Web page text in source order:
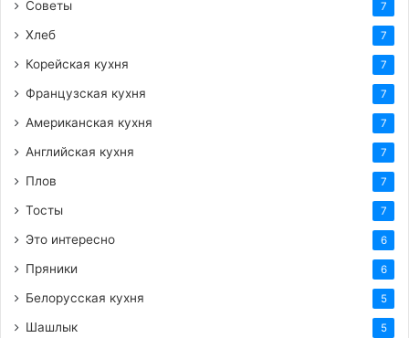
Советы 7
Хлеб 7
Корейская кухня 7
Французская кухня 7
Американская кухня 7
Английская кухня 7
Плов 7
Тосты 7
Это интересно 6
Пряники 6
Белорусская кухня 5
Шашлык 5